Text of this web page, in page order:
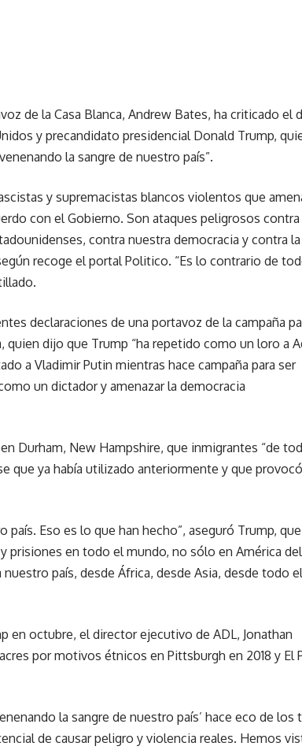
de la Casa Blanca, Andrew Bates, ha criticado el
y precandidato presidencial Donald Trump,
la sangre de nuestro país”.
y supremacistas blancos violentos que
con el Gobierno. Son ataques peligrosos contra
contra nuestra democracia y contra la
recoge el portal Politico. “Es lo contrario de
declaraciones de una portavoz de la campaña
quien dijo que Trump “ha repetido como un loro a
a Vladimir Putin mientras hace campaña para ser
un dictador y amenazar la democracia
Durham, New Hampshire, que inmigrantes “de
que ya había utilizado anteriormente y que provocó
país. Eso es lo que han hecho”, aseguró Trump,
prisiones en todo el mundo, no sólo en América del
país, desde África, desde Asia, desde todo el
en octubre, el director ejecutivo de ADL, Jonathan
por motivos étnicos en Pittsburgh en 2018 y El
la sangre de nuestro país’ hace eco de los
de causar peligro y violencia reales. Hemos